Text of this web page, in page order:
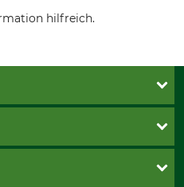
hilfreich.